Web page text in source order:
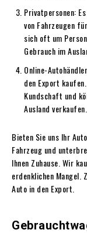
Privatpersonen:
von Fahrzeugen
sich oft um
Gebrauch im
Online-
den Export
Kundschaft und
Ausland verkaufen.
Bieten Sie uns Ihr
Fahrzeug und
Ihnen Zuhause. Wir
erdenklichen Mangel.
Auto in den Export.